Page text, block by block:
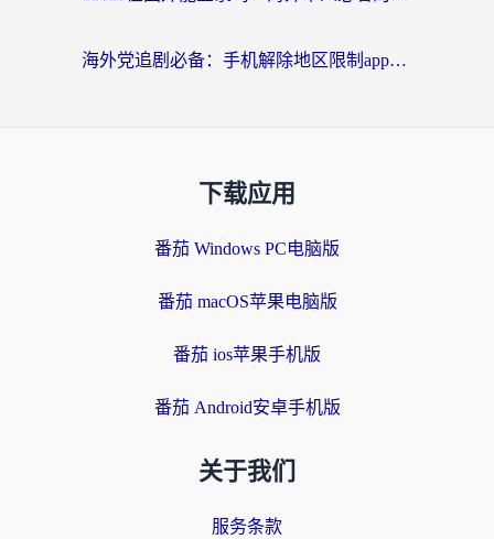
海外党追剧必备：手机解除地区限制app怎么选？解决央视视频&国内剧地区限制全指南
下载应用
番茄 Windows PC电脑版
番茄 macOS苹果电脑版
番茄 ios苹果手机版
番茄 Android安卓手机版
关于我们
服务条款